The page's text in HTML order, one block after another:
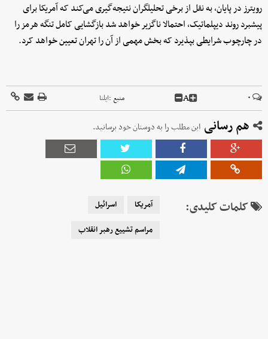
رویترز در پایان، به نقل از برخی تحلیلگران نتیجه‌گیری می‌کند که آمریکا برای
پیشبرد روند دیپلماتیک، احتمالا ناگزیر خواهد شد بازگشایی کامل تنگه هرمز را
در چارچوب شرایطی بپذیرد که بخش مهمی از آن را تهران تعیین خواهد کرد.
۰ A منبع :ایلنا
هم رسانی این مطلب را به دوستان خود برسانید.
کلمات کلیدی: آمریکا
اسرائیل
مراسم تشییع رهبر انقلاب